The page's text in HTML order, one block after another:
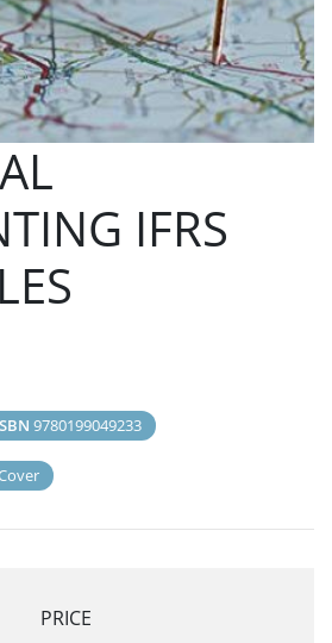
IFRS
9780199049233
PRICE